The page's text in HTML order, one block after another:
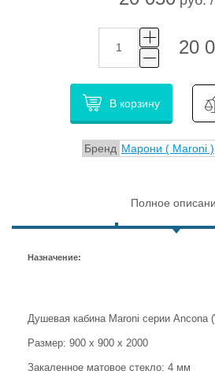
20
В корзину
Бренд Марони ( Maroni )
Полное
Назначение:
Душевая кабина Maroni серии Ancona
Размер: 900 x 900 x 2000
Закаленное матовое стекло: 4 мм